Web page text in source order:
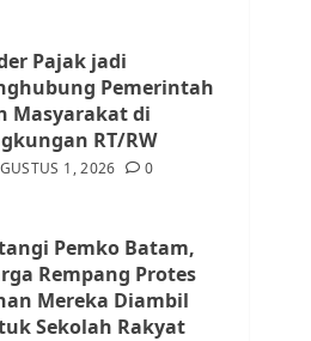
Pajak jadi
Pemerintah
Masyarakat di
RT/RW
1, 2026 0
Pemko Batam,
Rempang Protes
Mereka Diambil
Sekolah Rakyat